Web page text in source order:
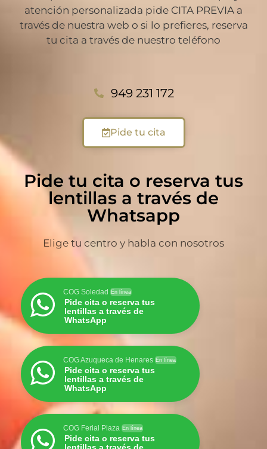
atención personalizada pide CITA PREVIA a
través de nuestra web o si lo prefieres, reserva
tu cita a través de nuestro teléfono
949 231 172
Pide tu cita
Pide tu cita o reserva tus
lentillas a través de
Whatsapp
Elige tu centro y habla con nosotros
COG Soledad En línea
Pide cita o reserva tus
lentillas a través de
WhatsApp
COG Azuqueca de Henares En línea
Pide cita o reserva tus
lentillas a través de
WhatsApp
COG Ferial Plaza En línea
Pide cita o reserva tus